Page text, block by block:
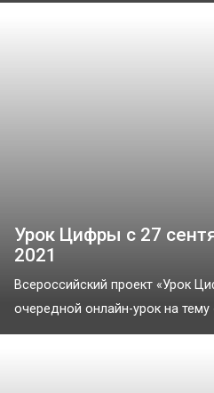
Урок Цифры с 27
2021
Всероссийский проект «Урок
очередной онлайн-урок на тему